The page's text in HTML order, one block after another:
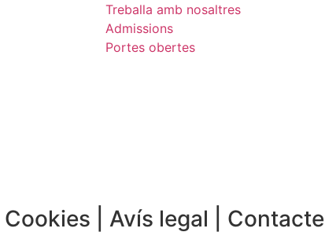
Treballa amb nosaltres
Admissions
Portes obertes
Avís legal Contacte